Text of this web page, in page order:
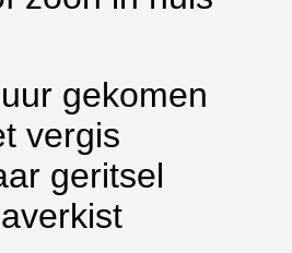
gekomen
vergis
geritsel